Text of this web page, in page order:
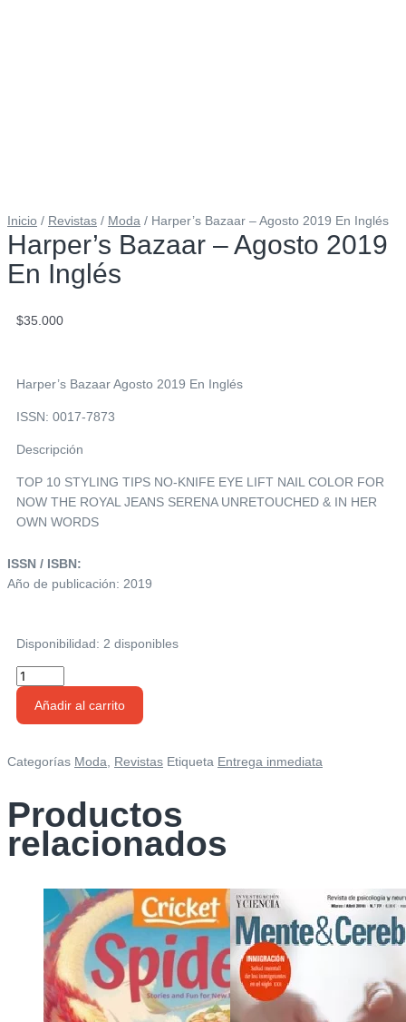
Inicio / Revistas / Moda / Harper’s Bazaar – Agosto 2019 En Inglés
Harper’s Bazaar – Agosto 2019
En Inglés
$35.000
Harper’s Bazaar Agosto 2019 En Inglés
ISSN: 0017-7873
Descripción
TOP 10 STYLING TIPS NO-KNIFE EYE LIFT NAIL COLOR FOR
NOW THE ROYAL JEANS SERENA UNRETOUCHED & IN HER
OWN WORDS
ISSN / ISBN:
Año de publicación: 2019
Disponibilidad: 2 disponibles
Harper's
Bazaar
-
2019
cantidad
Añadir al carrito
Categorías Moda Revistas Etiqueta Entrega inmediata
Productos
relacionados